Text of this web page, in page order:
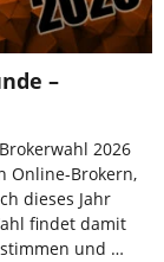
–
2026
Online-Brokern,
dieses Jahr
findet damit
und …